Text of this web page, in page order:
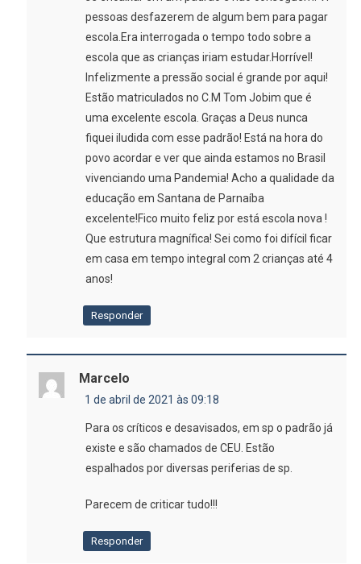
pessoas desfazerem de algum bem para pagar
escola.Era interrogada o tempo todo sobre a
escola que as crianças iriam estudar.Horrível!
Infelizmente a pressão social é grande por aqui!
Estão matriculados no C.M Tom Jobim que é
uma excelente escola. Graças a Deus nunca
fiquei iludida com esse padrão! Está na hora do
povo acordar e ver que ainda estamos no Brasil
vivenciando uma Pandemia! Acho a qualidade da
educação em Santana de Parnaíba
excelente!Fico muito feliz por está escola nova !
Que estrutura magnífica! Sei como foi difícil ficar
em casa em tempo integral com 2 crianças até 4
anos!
Responder
Marcelo
1 de abril de 2021 às 09:18
Para os críticos e desavisados, em sp o padrão já
existe e são chamados de CEU. Estão
espalhados por diversas periferias de sp.
Parecem de criticar tudo!!!
Responder